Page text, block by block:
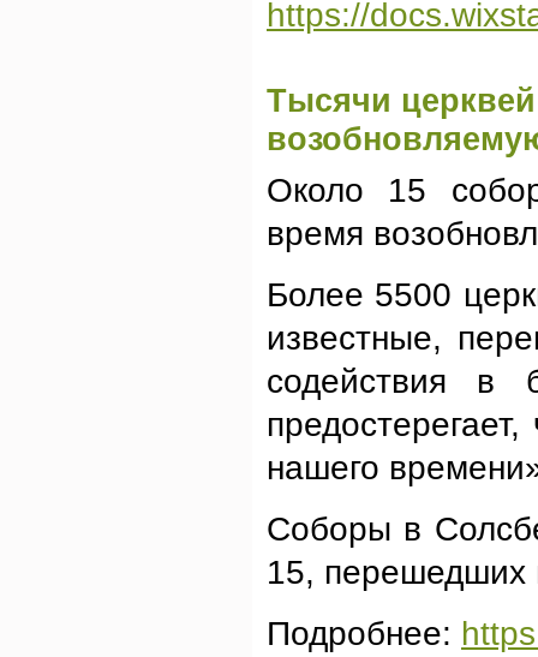
https://
Тысячи
Около 15
время
Более 5500
известные,
содействия в
нашего
Соборы в
15, перешедших
Подробнее: